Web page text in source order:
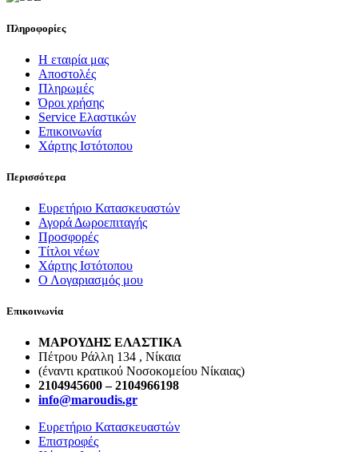
Πληροφορίες
Η εταιρία μας
Αποστολές
Πληρωμές
Όροι χρήσης
Service Ελαστικών
Επικοινωνία
Χάρτης Ιστότοπου
Περισσότερα
Ευρετήριο Κατασκευαστών
Αγορά Δωροεπιταγής
Προσφορές
Τίτλοι νέων
Χάρτης Ιστότοπου
Ο Λογαριασμός μου
Επικοινωνία
ΜΑΡΟΥΔΗΣ ΕΛΑΣΤΙΚΑ
Πέτρου Ράλλη 134 , Νίκαια
(έναντι κρατικού Νοσοκομείου Νίκαιας)
2104945600 – 2104966198
info@maroudis.gr
Ευρετήριο Κατασκευαστών
Επιστροφές